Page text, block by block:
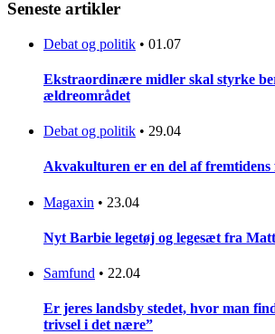
Seneste artikler
Debat og politik • 01.07
Ekstraordinære midler skal styrke
ældreområdet
Debat og politik • 29.04
Akvakulturen er en del af fremtidens
Magaxin • 23.04
Nyt Barbie legetøj og legesæt fra
Samfund • 22.04
Er jeres landsby stedet, hvor man
trivsel i det nære”